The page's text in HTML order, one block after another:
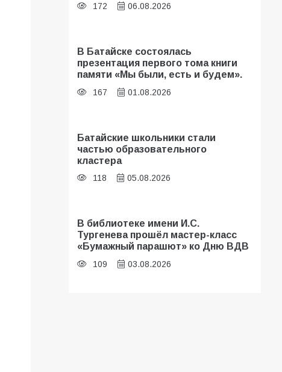
172 06.08.2026
В Батайске состоялась
презентация первого тома книги
памяти «Мы были, есть и будем».
167 01.08.2026
Батайские школьники стали
частью образовательного
кластера
118 05.08.2026
В библиотеке имени И.С.
Тургенева прошёл мастер-класс
«Бумажный парашют» ко Дню ВДВ
109 03.08.2026